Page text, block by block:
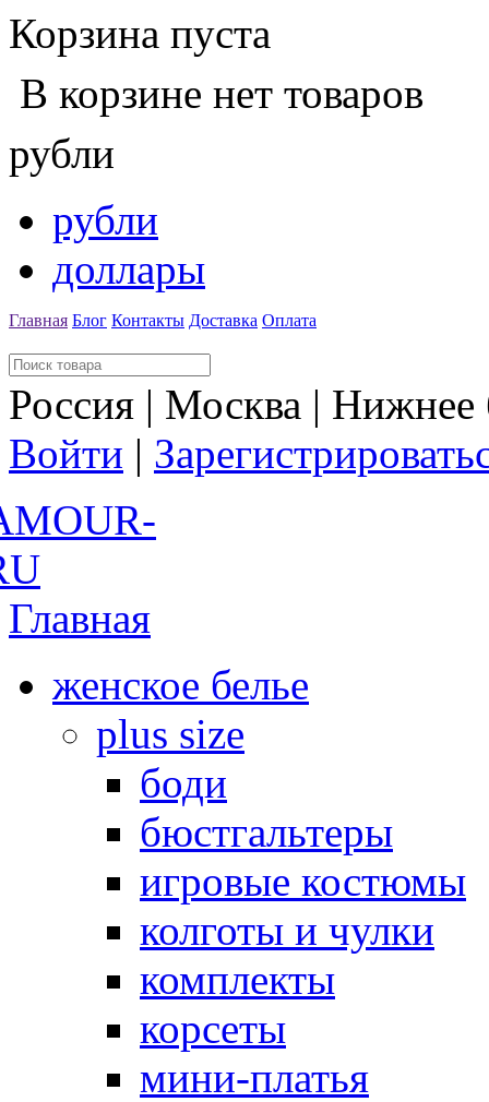
Корзина пуста
В корзине нет товаров
рубли
рубли
доллары
Главная Блог Контакты Доставка Оплата
Россия | Москва |
Войти |
Главная
женское белье
plus size
боди
бюстгальтеры
игровые костюмы
колготы и чулки
комплекты
корсеты
мини-платья